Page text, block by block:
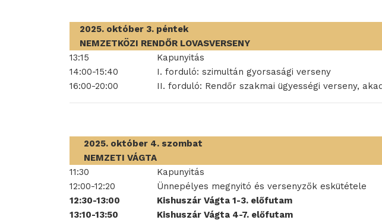
2025. október 3. péntek
NEMZETKÖZI RENDŐR LOVASVERSENY
13:15
Kapunyitás
14:00-15:40
I. forduló: szimultán gyorsasági verseny
16:00-20:00
II. forduló: Rendőr szakmai ügyességi verseny,
2025. október 4. szombat
NEMZETI VÁGTA
11:30
Kapunyitás
12:00-12:20
Ünnepélyes megnyitó és versenyzők eskütétele
12:30-13:00
Kishuszár Vágta 1-3. előfutam
13:10-13:50
Kishuszár Vágta 4-7. előfutam